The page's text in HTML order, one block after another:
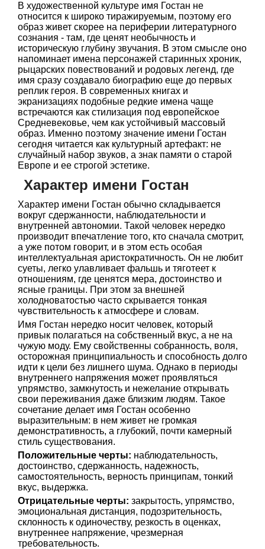
В художественной культуре имя Гостан не
относится к широко тиражируемым, поэтому его
образ живет скорее на периферии литературного
сознания - там, где ценят необычность и
историческую глубину звучания. В этом смысле оно
напоминает имена персонажей старинных хроник,
рыцарских повествований и родовых легенд, где
имя сразу создавало биографию еще до первых
реплик героя. В современных книгах и
экранизациях подобные редкие имена чаще
встречаются как стилизация под европейское
Средневековье, чем как устойчивый массовый
образ. Именно поэтому значение имени Гостан
сегодня читается как культурный артефакт: не
случайный набор звуков, а знак памяти о старой
Европе и ее строгой эстетике.
Характер имени Гостан
Характер имени Гостан обычно складывается
вокруг сдержанности, наблюдательности и
внутренней автономии. Такой человек нередко
производит впечатление того, кто сначала смотрит,
а уже потом говорит, и в этом есть особая
интеллектуальная аристократичность. Он не любит
суеты, легко улавливает фальшь и тяготеет к
отношениям, где ценятся мера, достоинство и
ясные границы. При этом за внешней
холодноватостью часто скрывается тонкая
чувствительность к атмосфере и словам.
Имя Гостан нередко носит человек, который
привык полагаться на собственный вкус, а не на
чужую моду. Ему свойственны собранность, воля,
осторожная принципиальность и способность долго
идти к цели без лишнего шума. Однако в периоды
внутреннего напряжения может проявляться
упрямство, замкнутость и нежелание открывать
свои переживания даже близким людям. Такое
сочетание делает имя Гостан особенно
выразительным: в нем живет не громкая
демонстративность, а глубокий, почти камерный
стиль существования.
Положительные черты: наблюдательность,
достоинство, сдержанность, надежность,
самостоятельность, верность принципам, тонкий
вкус, выдержка.
Отрицательные черты: закрытость, упрямство,
эмоциональная дистанция, подозрительность,
склонность к одиночеству, резкость в оценках,
внутреннее напряжение, чрезмерная
требовательность.